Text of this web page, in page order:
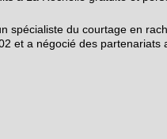
spécialiste du courtage en
et a négocié des partenariats